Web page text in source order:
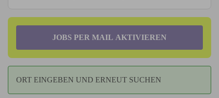
JOBS PER MAIL AKTIVIEREN
ORT EINGEBEN UND ERNEUT SUCHEN